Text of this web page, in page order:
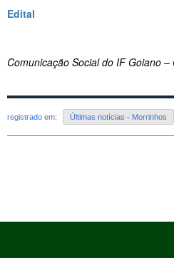
Edital
Comunicação Social do IF Goiano
registrado em: Últimas notícias - Morrinhos